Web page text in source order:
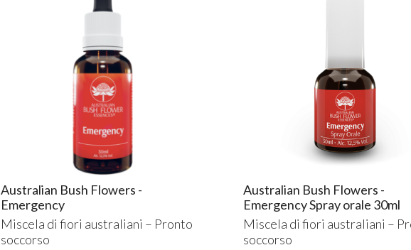
Australian Bush Flowers -
Emergency
Miscela di fiori australiani – Pronto
soccorso
Australian Bush Flowers -
Emergency Spray orale 30ml
Miscela di fiori australiani –
soccorso